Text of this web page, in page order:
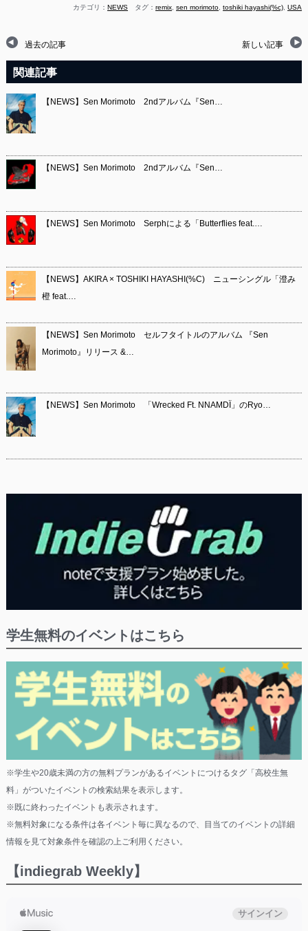
カテゴリ： NEWS タグ：remix,sen morimoto,toshiki hayashi(%c),USA
過去の記事 新しい記事
関連記事
【NEWS】Sen Morimoto 2ndアルバム『Sen…
【NEWS】Sen Morimoto 2ndアルバム『Sen…
【NEWS】Sen Morimoto Serphによる「Butterflies feat.…
【NEWS】AKIRA × TOSHIKI HAYASHI(%C) ニューシングル「澄み
橙 feat.…
【NEWS】Sen Morimoto セルフタイトルのアルバム 『Sen
Morimoto』リリース &…
【NEWS】Sen Morimoto 「Wrecked Ft. NNAMDÏ」のRyo…
学生無料のイベントはこちら
※学生や20歳未満の方の無料プランがあるイベントにつけるタグ「高校生無
料」がついたイベントの検索結果を表示します。
※既に終わったイベントも表示されます。
※無料対象になる条件は各イベント毎に異なるので、目当てのイベントの詳細
情報を見て対象条件を確認の上ご利用ください。
【indiegrab Weekly】